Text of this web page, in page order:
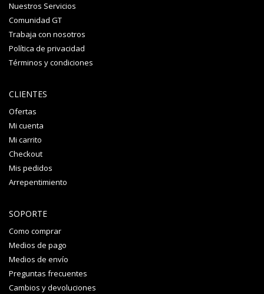
Nuestros Servicios
Comunidad GT
Trabaja con nosotros
Política de privacidad
Términos y condiciones
CLIENTES
Ofertas
Mi cuenta
Mi carrito
Checkout
Mis pedidos
Arrepentimiento
SOPORTE
Como comprar
Medios de pago
Medios de envío
Preguntas frecuentes
Cambios y devoluciones